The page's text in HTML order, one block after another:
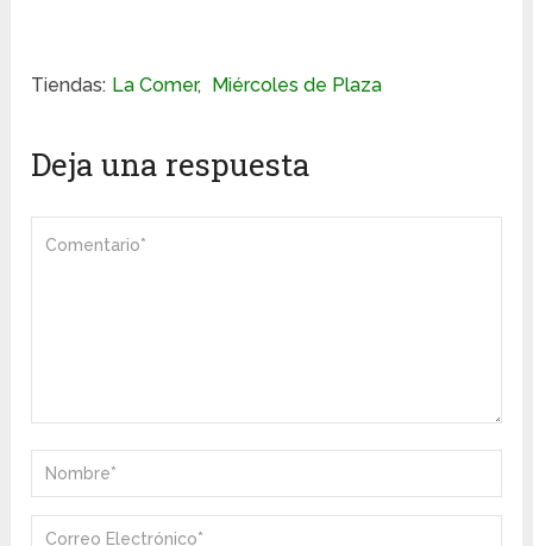
Tiendas: La Comer, Miércoles de Plaza
Deja una respuesta